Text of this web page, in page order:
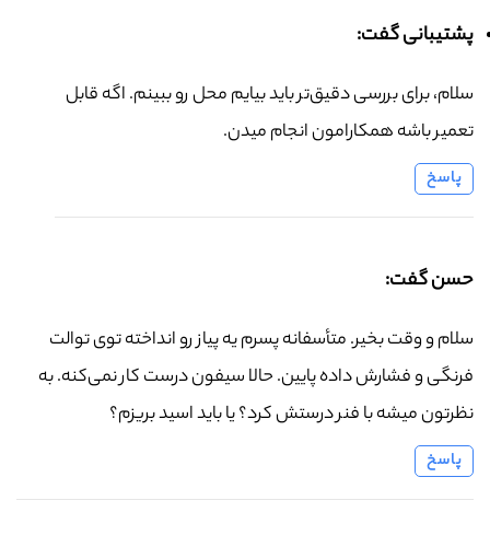
پشتیبانی گفت:
سلام، برای بررسی دقیق‌تر باید بیایم محل رو ببینم. اگه قابل
تعمیر باشه همکارامون انجام میدن.
پاسخ
حسن گفت:
سلام و وقت بخیر. متأسفانه پسرم یه پیاز رو انداخته توی توالت
فرنگی و فشارش داده پایین. حالا سیفون درست کار نمی‌کنه. به
نظرتون میشه با فنر درستش کرد؟ یا باید اسید بریزم؟
پاسخ